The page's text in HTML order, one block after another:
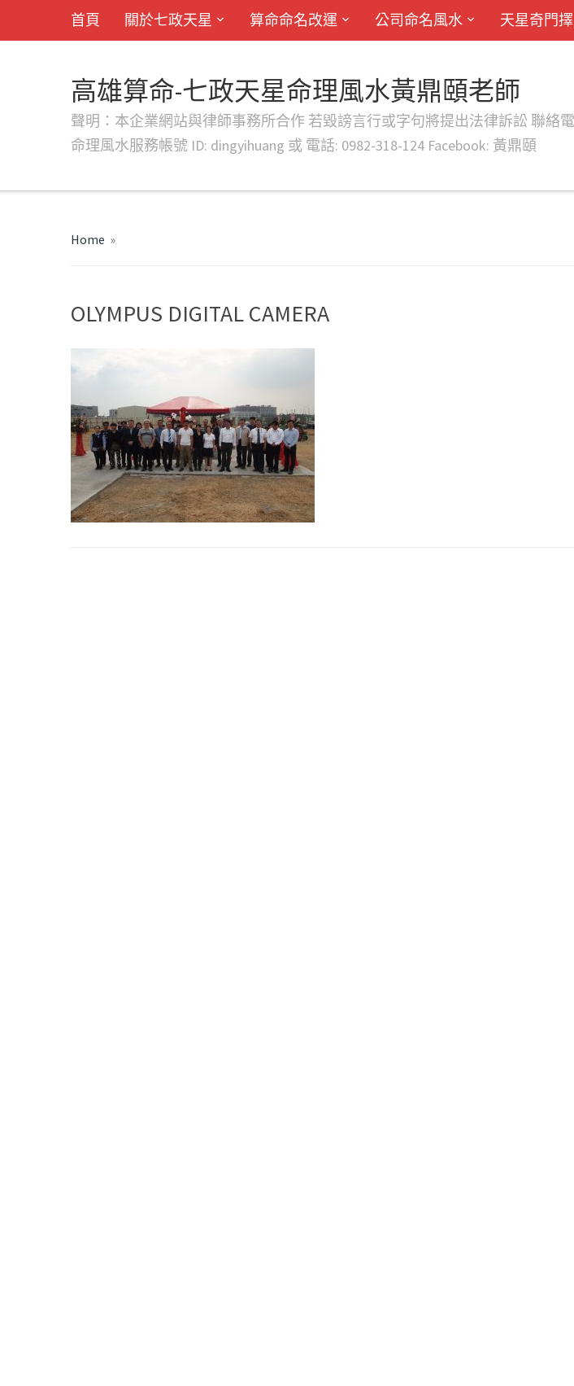
首頁 關於七政天星 算命命名改運 公司命名風水 天星奇門
高雄算命-七政天星命理風水黃鼎頤老師
聲明：本企業網站與律師事務所合作 若毀謗言行或字句將提出法律訴訟 聯絡電
命理風水服務帳號 ID: dingyihuang 或 電話: 0982-318-124 Facebook: 黃鼎頤
Home »
OLYMPUS DIGITAL CAMERA